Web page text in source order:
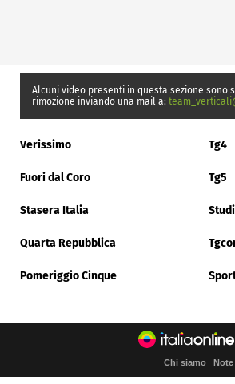
Alcuni video presenti in questa sezione
rimozione inviando una mail a:
Verissimo Tg4
Fuori dal Coro Tg5
Stasera Italia
Quarta Repubblica
Pomeriggio Cinque
Chi siamo Note